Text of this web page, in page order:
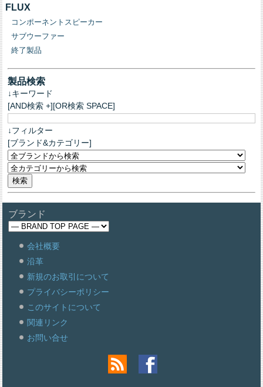
FLUX
コンポーネントスピーカー
サブウーファー
終了製品
製品検索
↓キーワード
[AND検索 +][OR検索 SPACE]
↓フィルター
[ブランド&カテゴリー]
ブランド
会社概要
沿革
新規のお取引について
プライバシーポリシー
このサイトについて
関連リンク
お問い合せ